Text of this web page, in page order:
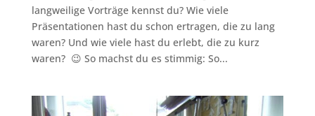
langweilige Vorträge kennst du? Wie viele
Präsentationen hast du schon ertragen, die zu lang
waren? Und wie viele hast du erlebt, die zu kurz
waren? 😉 So machst du es stimmig: So...